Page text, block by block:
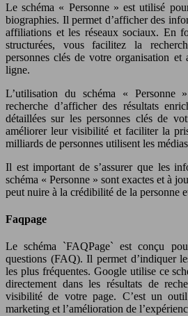
Le schéma « Personne » est utilisé
biographies. Il permet d’afficher des
affiliations et les réseaux sociaux. En
structurées, vous facilitez la
personnes clés de votre organisation et
ligne.
L’utilisation du schéma « Personne
recherche d’afficher des résultats
détaillées sur les personnes clés de
améliorer leur visibilité et faciliter la
milliards de personnes utilisent les
Il est important de s’assurer que les
schéma « Personne » sont exactes et à
peut nuire à la crédibilité de la personne
Faqpage
Le schéma `FAQPage` est conçu
questions (FAQ). Il permet d’indiquer
les plus fréquentes. Google utilise ce
directement dans les résultats de
visibilité de votre page. C’est un
marketing et l’amélioration de